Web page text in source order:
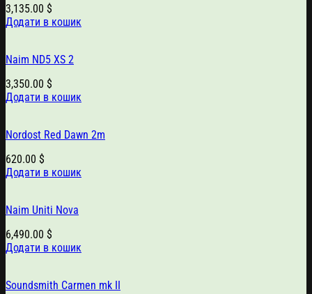
3,135.00 $
Додати в кошик
Naim ND5 XS 2
3,350.00 $
Додати в кошик
Nordost Red Dawn 2m
620.00 $
Додати в кошик
Naim Uniti Nova
6,490.00 $
Додати в кошик
Soundsmith Carmen mk II